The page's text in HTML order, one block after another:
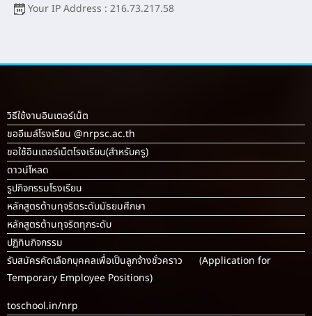
Your IP Address : 216.73.217.58
วิธีใช้งานอินเตอร์เน็ต
ขออีเมล์โรงเรียน @nrpsc.ac.th
ขอใช้อินเตอร์เน็ตโรงเรียน(สำหรับครู)
ดาวน์โหลด
รูปกิจกรรมโรงเรียน
หลักสูตรต้านทุจริตระดับมัธยมศึกษา
หลักสูตรต้านทุจริตทุกระดับ
ปฏิทินกิจกรรม
รับสมัครคัดเลือกบุคคลเพื่อเป็นลูกจ้างชั่วคราว (Application for
Temporary Employee Positions)
toschool.in/nrp